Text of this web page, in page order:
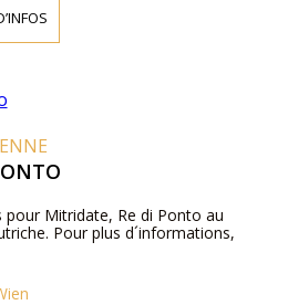
Mitridate, Re di Ponto au
Pour plus d´informations,